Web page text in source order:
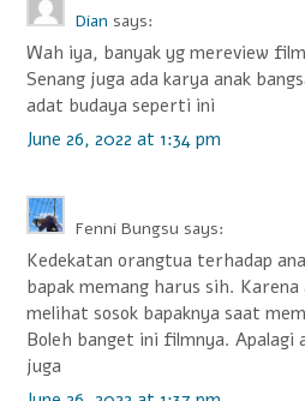
Dian says:
Wah iya, banyak yg mereview
Senang juga ada karya anak
adat budaya seperti ini
June 26, 2022 at 1:34 pm
Fenni Bungsu says:
Kedekatan orangtua terhadap
bapak memang harus sih. Karena
melihat sosok bapaknya saat
Boleh banget ini filmnya. Apalagi
juga